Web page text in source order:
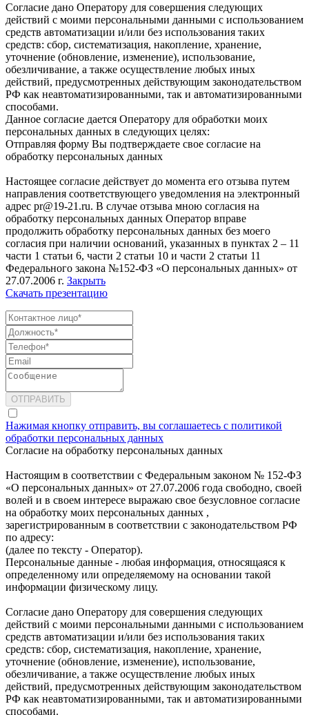
Согласие дано Оператору для совершения следующих
действий с моими персональными данными с использованием
средств автоматизации и/или без использования таких
средств: сбор, систематизация, накопление, хранение,
уточнение (обновление, изменение), использование,
обезличивание, а также осуществление любых иных
действий, предусмотренных действующим законодательством
РФ как неавтоматизированными, так и автоматизированными
способами.
Данное согласие дается Оператору для обработки моих
персональных данных в следующих целях:
Отправляя форму Вы подтверждаете свое согласие на
обработку персональных данных
Настоящее согласие действует до момента его отзыва путем
направления соответствующего уведомления на электронный
адрес pr@19-21.ru. В случае отзыва мною согласия на
обработку персональных данных Оператор вправе
продолжить обработку персональных данных без моего
согласия при наличии оснований, указанных в пунктах 2 – 11
части 1 статьи 6, части 2 статьи 10 и части 2 статьи 11
Федерального закона №152-ФЗ «О персональных данных» от
27.07.2006 г. Закрыть
Скачать презентацию
Нажимая кнопку отправить, вы соглашаетесь с политикой
обработки персональных данных
Согласие на обработку персональных данных
Настоящим в соответствии с Федеральным законом № 152-ФЗ
«О персональных данных» от 27.07.2006 года свободно, своей
волей и в своем интересе выражаю свое безусловное согласие
на обработку моих персональных данных ,
зарегистрированным в соответствии с законодательством РФ
по адресу:
(далее по тексту - Оператор).
Персональные данные - любая информация, относящаяся к
определенному или определяемому на основании такой
информации физическому лицу.
Согласие дано Оператору для совершения следующих
действий с моими персональными данными с использованием
средств автоматизации и/или без использования таких
средств: сбор, систематизация, накопление, хранение,
уточнение (обновление, изменение), использование,
обезличивание, а также осуществление любых иных
действий, предусмотренных действующим законодательством
РФ как неавтоматизированными, так и автоматизированными
способами.